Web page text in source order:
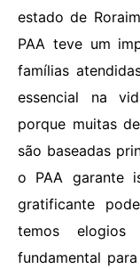
estado de
PAA teve um
famílias
essencial na
porque muitas
são baseadas
o PAA garante
gratificante
temos
fundamental